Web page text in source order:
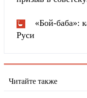
«Бой-баба»:
Руси
Читайте также